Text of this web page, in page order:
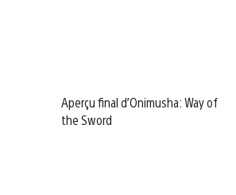
Aperçu final d’Onimusha: Way of
the Sword